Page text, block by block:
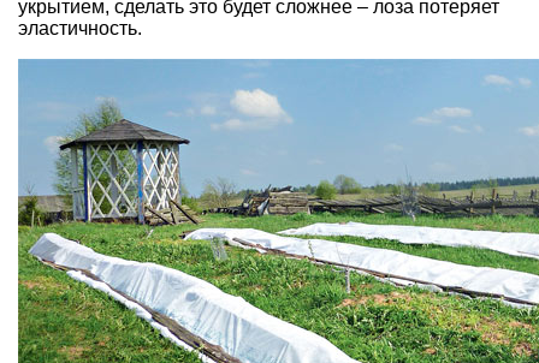
укрытием, сделать это будет сложнее – лоза потеряет
эластичность.